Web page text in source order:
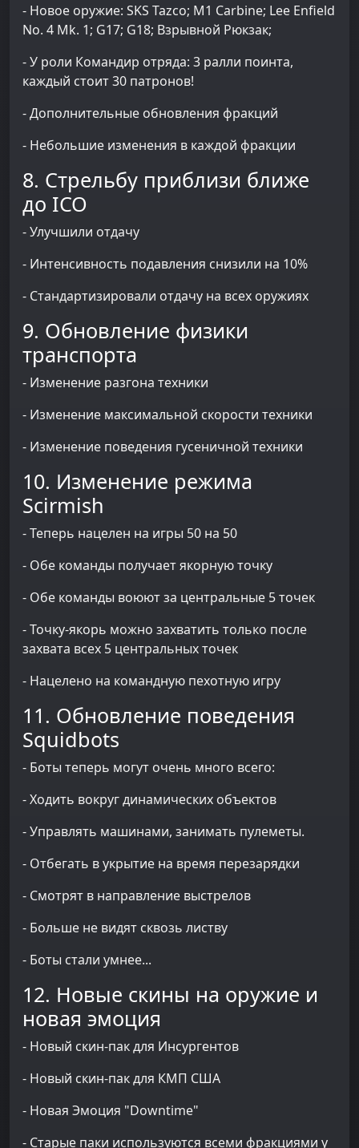
- Новое оружие: SKS Tazco; M1 Carbine; Lee Enfield
No. 4 Mk. 1; G17; G18; Взрывной Рюкзак;
- У роли Командир отряда: 3 ралли поинта,
каждый стоит 30 патронов!
- Дополнительные обновления фракций
- Небольшие изменения в каждой фракции
8. Стрельбу приблизи ближе
до ICO
- Улучшили отдачу
- Интенсивность подавления снизили на 10%
- Стандартизировали отдачу на всех оружиях
9. Обновление физики
транспорта
- Изменение разгона техники
- Изменение максимальной скорости техники
- Изменение поведения гусеничной техники
10. Изменение режима
Scirmish
- Теперь нацелен на игры 50 на 50
- Обе команды получает якорную точку
- Обе команды воюют за центральные 5 точек
- Точку-якорь можно захватить только после
захвата всех 5 центральных точек
- Нацелено на командную пехотную игру
11. Обновление поведения
Squidbots
- Боты теперь могут очень много всего:
- Ходить вокруг динамических объектов
- Управлять машинами, занимать пулеметы.
- Отбегать в укрытие на время перезарядки
- Смотрят в направление выстрелов
- Больше не видят сквозь листву
- Боты стали умнее...
12. Новые скины на оружие и
новая эмоция
- Новый скин-пак для Инсургентов
- Новый скин-пак для КМП США
- Новая Эмоция "Downtime"
- Старые паки используются всеми фракциями у